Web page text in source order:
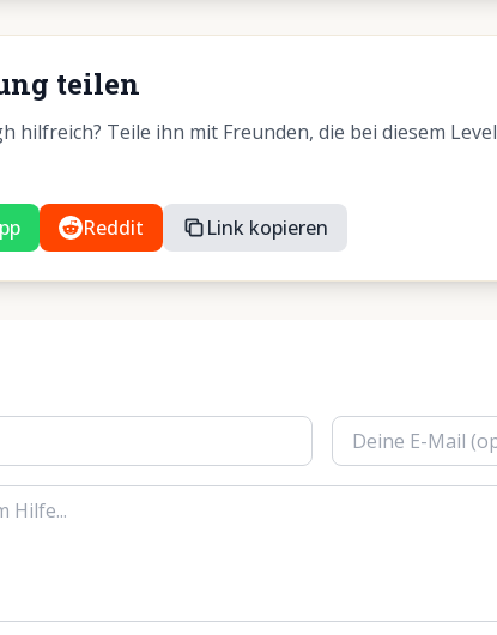
teilen
hilfreich? Teile ihn mit Freunden, die bei diesem Level
Reddit Link kopieren